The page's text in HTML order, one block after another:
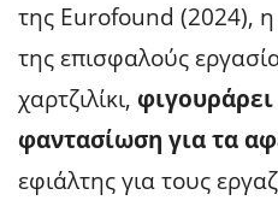
της Eurofound (2024), η
της επισφαλούς
χαρτζιλίκι,
φαντασίωση για τα
εφιάλτης για τους